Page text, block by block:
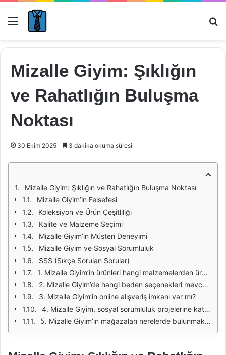
Menü
Mizalle Giyim: Şıklığın
ve Rahatlığın Buluşma
Noktası
30 Ekim 2025 3 dakika okuma süresi
Mizalle Giyim: Şıklığın ve Rahatlığın Buluşma Noktası
Mizalle Giyim’in Felsefesi
Koleksiyon ve Ürün Çeşitliliği
Kalite ve Malzeme Seçimi
Mizalle Giyim’in Müşteri Deneyimi
Mizalle Giyim ve Sosyal Sorumluluk
SSS (Sıkça Sorulan Sorular)
1. Mizalle Giyim’in ürünleri hangi malzemelerden üretiliyor?
2. Mizalle Giyim’de hangi beden seçenekleri mevcut?
3. Mizalle Giyim’in online alışveriş imkanı var mı?
4. Mizalle Giyim, sosyal sorumluluk projelerine katılıyor mu?
5. Mizalle Giyim’in mağazaları nerelerde bulunmaktadır?